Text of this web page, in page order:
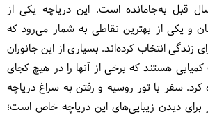
قبل به‌جامانده است. این دریاچه یکی از
و یکی از بهترین نقاطی به شمار می‌رود که
زندگی انتخاب کرده‌اند. بسیاری از این جانوران
کمیابی هستند که برخی از آنها را در هیچ کجای
سفر با تور روسیه و رفتن به سراغ دریاچه
برای دیدن زیبایی‌های این دریاچه خاص است؛